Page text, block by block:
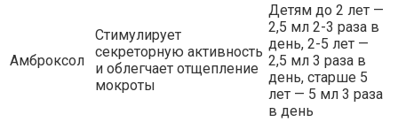
Амброксол
Стимулирует
секреторную активность
и облегчает отщепление
мокроты
Детям до 2 лет —
2,5 мл 2-3 раза в
день, 2-5 лет —
2,5 мл 3 раза в
день, старше 5
лет — 5 мл 3 раза
в день